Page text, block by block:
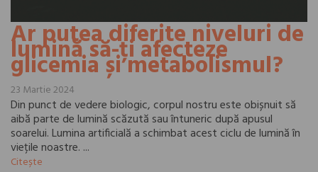
Ar putea diferite niveluri de
lumină să-ți afecteze
glicemia și metabolismul?
23 Martie 2024
Din punct de vedere biologic, corpul nostru este obișnuit să
aibă parte de lumină scăzută sau întuneric după apusul
soarelui. Lumina artificială a schimbat acest ciclu de lumină în
viețile noastre. ...
Citește